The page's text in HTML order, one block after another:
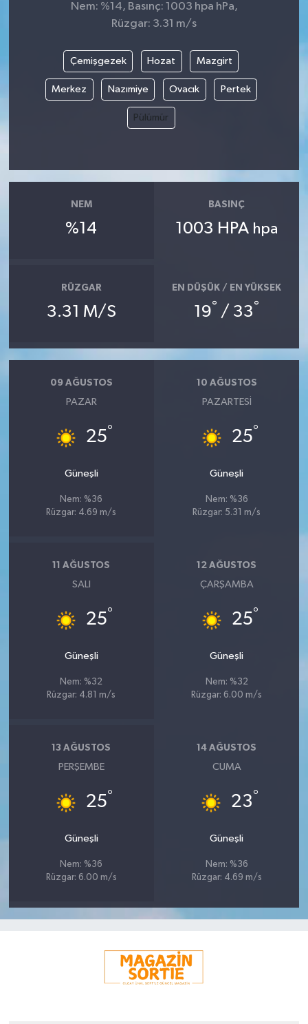
Nem: %14, Basınç: 1003 hpa hPa,
Rüzgar: 3.31 m/s
Çemişgezek Hozat Mazgirt
Merkez Nazımiye Ovacık Pertek
Pülümür
NEM
%14
BASINÇ
1003 HPA hpa
RÜZGAR
3.31 M/S
EN DÜŞÜK / EN YÜKSEK
19° / 33°
09 AĞUSTOS
PAZAR
25°
Güneşli
Nem: %36
Rüzgar: 4.69 m/s
10 AĞUSTOS
PAZARTESI
25°
Güneşli
Nem: %36
Rüzgar: 5.31 m/s
11 AĞUSTOS
SALI
25°
Güneşli
Nem: %32
Rüzgar: 4.81 m/s
12 AĞUSTOS
ÇARŞAMBA
25°
Güneşli
Nem: %32
Rüzgar: 6.00 m/s
13 AĞUSTOS
PERŞEMBE
25°
Güneşli
Nem: %36
Rüzgar: 6.00 m/s
14 AĞUSTOS
CUMA
23°
Güneşli
Nem: %36
Rüzgar: 4.69 m/s